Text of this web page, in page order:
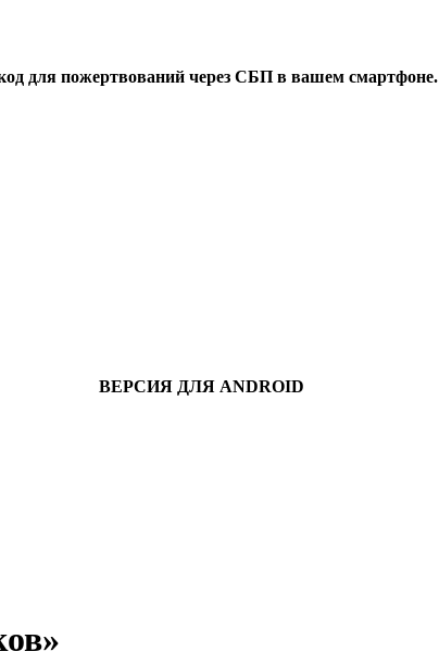
для пожертвований через СБП в вашем смартфоне.
ВЕРСИЯ ДЛЯ ANDROID